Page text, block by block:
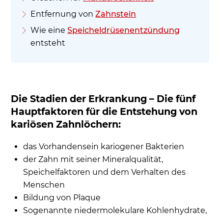
Entfernung vonZahnstein
Wie eineSpeicheldrüsenentzündung
entsteht
Die Stadien der Erkrankung – Die fünf
Hauptfaktoren für die Entstehung von
kariösen Zahnlöchern:
das Vorhandensein kariogener Bakterien
der Zahn mit seiner Mineralqualität,
Speichelfaktoren und dem Verhalten des
Menschen
Bildung von Plaque
Sogenannte niedermolekulare Kohlenhydrate,